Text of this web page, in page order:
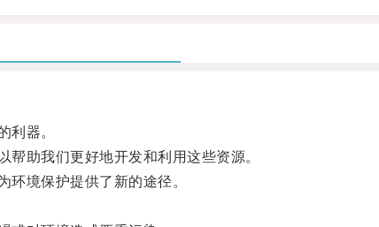
器。
助我们更好地开发和利用这些资源。
境保护提供了新的途径。